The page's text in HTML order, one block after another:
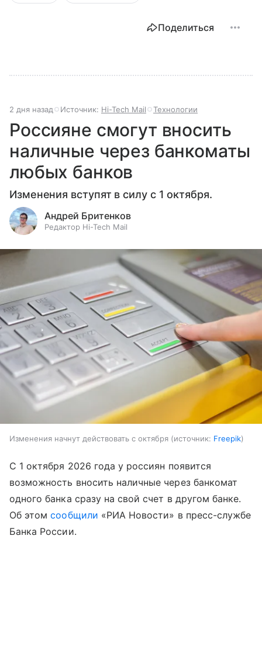
Поделиться
2 дня назад Источник: Hi-Tech Mail Технологии
Россияне смогут вносить
наличные через банкоматы
любых банков
Изменения вступят в силу с 1 октября.
Андрей Бритенков
Редактор Hi-Tech Mail
Изменения начнут действовать с октября источник: Freepik
С 1 октября 2026 года у россиян появится
возможность вносить наличные через банкомат
одного банка сразу на свой счет в другом банке.
Об этомсообщили «РИА Новости» в пресс-службе
Банка России.